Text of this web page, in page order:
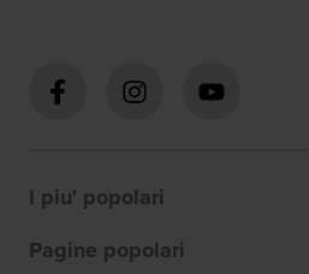
I piu' popolari
Pagine popolari